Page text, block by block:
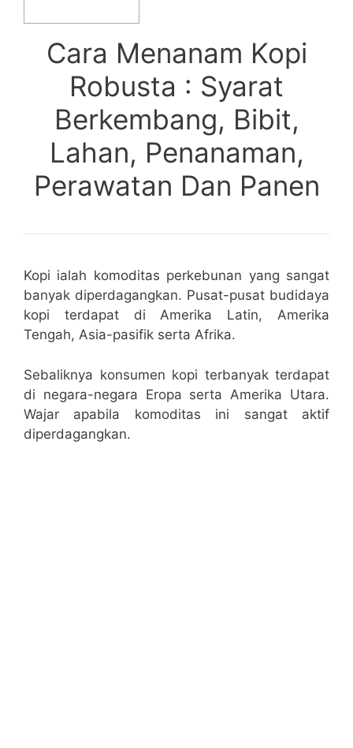
Cara Menanam Kopi
Robusta : Syarat
Berkembang, Bibit,
Lahan, Penanaman,
Perawatan Dan Panen
Kopi ialah komoditas perkebunan yang sangat
banyak diperdagangkan. Pusat-pusat budidaya
kopi terdapat di Amerika Latin, Amerika
Tengah, Asia-pasifik serta Afrika.
Sebaliknya konsumen kopi terbanyak terdapat
di negara-negara Eropa serta Amerika Utara.
Wajar apabila komoditas ini sangat aktif
diperdagangkan.